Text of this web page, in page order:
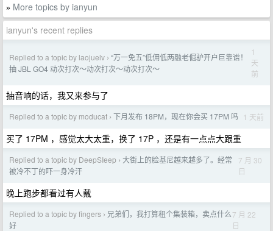
» More topics by ianyun
ianyun's recent replies
Replied to a topic by laojuelv › “万一免五”低佣低两融老倔驴开户巨靠谱！
抽 JBL GO4 动次打次～动次打次～动次打次～
1
天
前
抽音响的话，我又来参与了
Replied to a topic by moducat › 下月发布 18PM，现在你会买 17PM 吗 1 天前
买了 17PM ，感觉太大太重，换了 17P ，还是有一点点大跟重
Replied to a topic by DeepSIeep › 大街上的脸基尼越来越多了。经常
被冷不丁的吓一身冷汗
7 月 30
日
晚上跑步都看过有人戴
Replied to a topic by fingers › 兄弟们，我打算租个集装箱，卖点什么
好
7 月 22
日